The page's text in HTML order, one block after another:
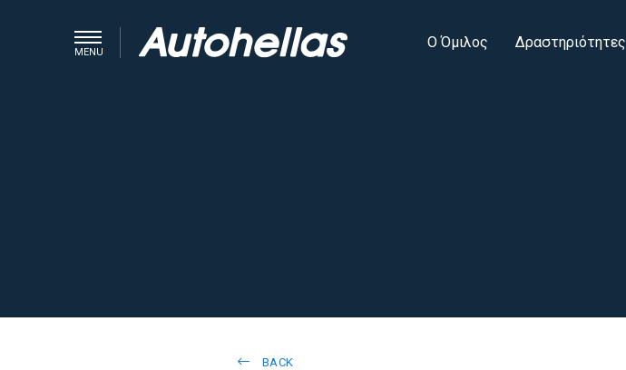
MENU
Ο Όμιλος Δραστηριότητες
BACK